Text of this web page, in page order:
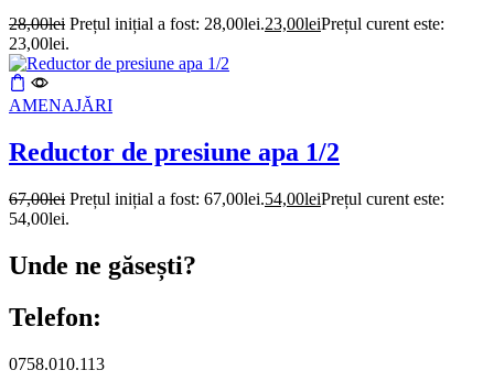
28,00lei Prețul inițial a fost: 28,00lei.23,00leiPrețul curent este:
23,00lei.
AMENAJĂRI
Reductor de presiune apa 1/2
67,00lei Prețul inițial a fost: 67,00lei.54,00leiPrețul curent este:
54,00lei.
Unde ne găsești?
Telefon:
0758.010.113